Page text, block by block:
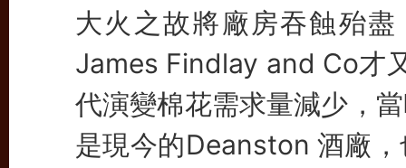
大火之故將廠房吞蝕殆
James Findlay and Co才
代演變棉花需求量減少，
是現今的Deanston 酒廠